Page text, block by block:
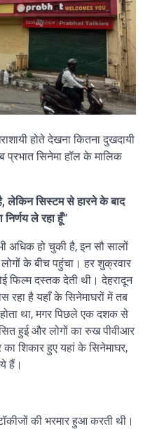
होते देखना कितना दुखदायी
प्रभात सिनेमा हॉल के मालिक
लेकिन सिस्टम से हारने के बाद
ले रहा हूँ”
अधिक हो चुकी है, इन सौ सालों
के बीच पहुंचा। हर शुक्रवार
फिल्म दस्तक देती थी। देहरादून
रहा है यहाँ के सिनेमाघरों में तब
था, मगर पिछले एक दशक से
हुई और लोगों का रुख पीवीआर
शिकार हुए यहां के सिनेमाघर,
हैं।
की भरमार हुआ करती थी।